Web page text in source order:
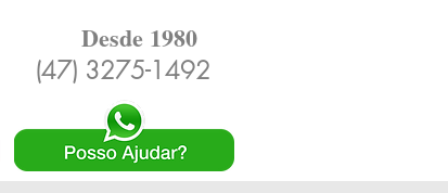
(47) 3275-1492
Desde 1980